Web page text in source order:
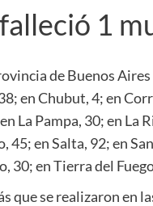
falleció 1
de Buenos
en Chubut, 4; en
La Pampa, 30; en
en Salta, 92; en
30; en Tierra del
que se realizaron en